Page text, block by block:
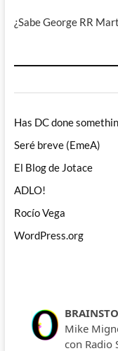
¿Sabe George RR
Has DC done
Seré breve (EmeA)
El Blog de Jotace
ADLO!
Rocío Vega
WordPress.org